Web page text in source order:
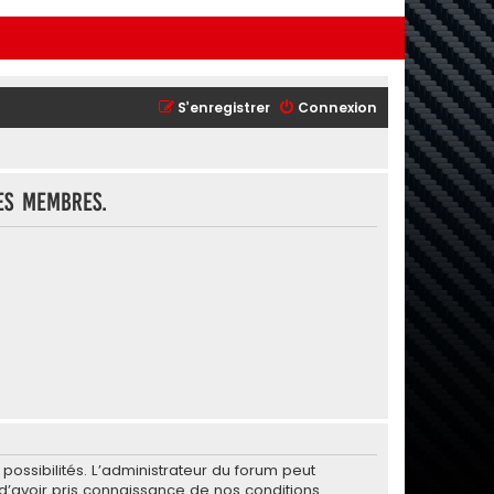
Connexion
S’enregistrer
membres.
L’administrateur du forum peut